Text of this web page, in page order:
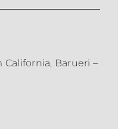
California, Barueri –